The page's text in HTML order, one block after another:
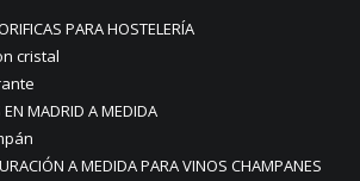
PARA HOSTELERÍA
cristal
MADRID A MEDIDA
A MEDIDA PARA VINOS CHAMPANES